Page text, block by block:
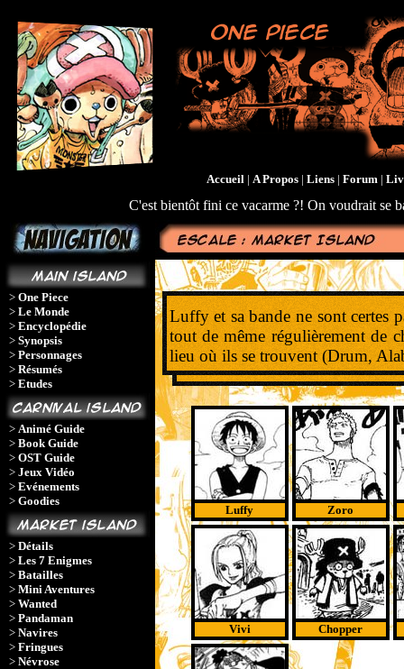
Accueil | A Propos | Liens | Forum |
C'est bientôt fini ce vacarme ?! On voudrait se
> One Piece
> Le Monde
> Encyclopédie
> Synopsis
> Personnages
> Résumés
> Etudes
> Animé Guide
> Book Guide
> OST Guide
> Jeux Vidéo
> Evénements
> Goodies
> Détails
> Les 7 Enigmes
> Batailles
> Mini Aventures
> Wanted
> Pandaman
> Navires
> Fringues
> Névrose
Luffy et sa bande ne sont certes
tout de même régulièrement de
lieu où ils se trouvent (Drum,
Luffy Zoro
Vivi Chopper